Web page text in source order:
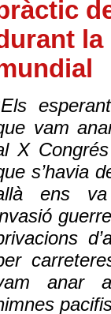
la
Els
vam
X Congrés
s’havia
ens
anar